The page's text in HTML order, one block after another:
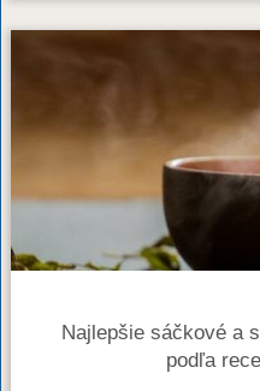
Najlepšie sáčkové a
podľa